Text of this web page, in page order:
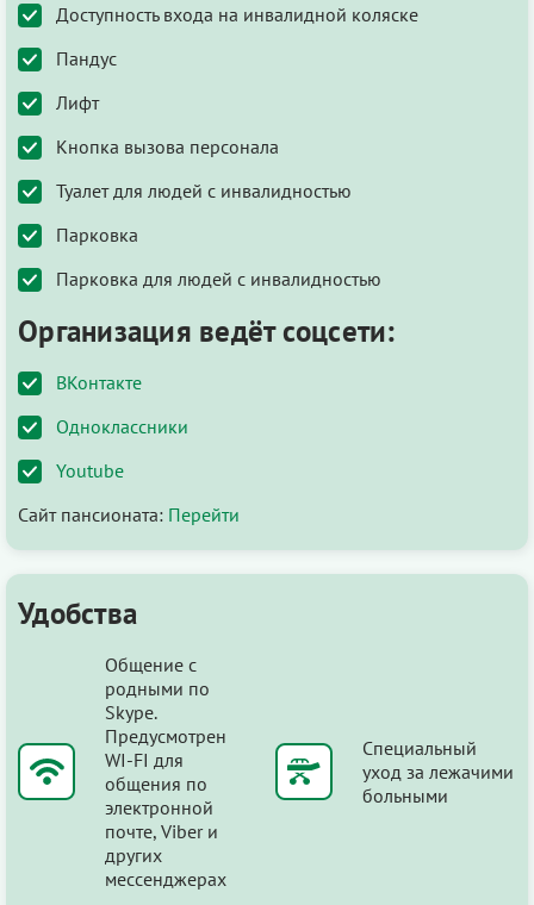
Доступность входа на инвалидной коляске
Пандус
Лифт
Кнопка вызова персонала
Туалет для людей с инвалидностью
Парковка
Парковка для людей с инвалидностью
Организация ведёт соцсети:
ВКонтакте
Одноклассники
Youtube
Сайт пансионата: Перейти
Удобства
Общение с
родными по
Skype.
Предусмотрен
WI-FI для
общения по
электронной
почте, Viber и
других
мессенджерах
Специальный
уход за лежачими
больными